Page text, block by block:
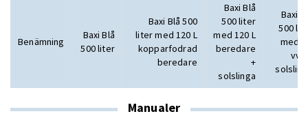
Benämning
Baxi Blå
500 liter
Baxi Blå 500
liter med 120 L
kopparfodrad
beredare
Baxi Blå
500 liter
med 120 L
beredare
+
solslinga
Baxi
500
med 2
vvs
Manualer